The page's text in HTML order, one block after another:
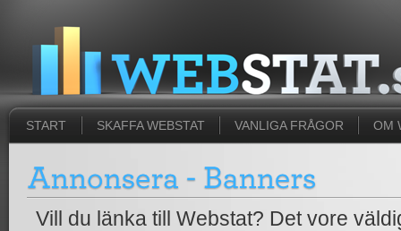
START SKAFFA WEBSTAT VANLIGA FRÅGOR OM
Vill du länka till Webstat? Det vore